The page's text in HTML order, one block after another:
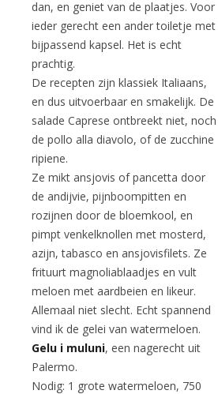
dan, en geniet van de plaatjes. Voor
ieder gerecht een ander toiletje met
bijpassend kapsel. Het is echt
prachtig.
De recepten zijn klassiek Italiaans,
en dus uitvoerbaar en smakelijk. De
salade Caprese ontbreekt niet, noch
de pollo alla diavolo, of de zucchine
ripiene.
Ze mikt ansjovis of pancetta door
de andijvie, pijnboompitten en
rozijnen door de bloemkool, en
pimpt venkelknollen met mosterd,
azijn, tabasco en ansjovisfilets. Ze
frituurt magnoliablaadjes en vult
meloen met aardbeien en likeur.
Allemaal niet slecht. Echt spannend
vind ik de gelei van watermeloen.
Gelu i muluni, een nagerecht uit
Palermo.
Nodig: 1 grote watermeloen, 750